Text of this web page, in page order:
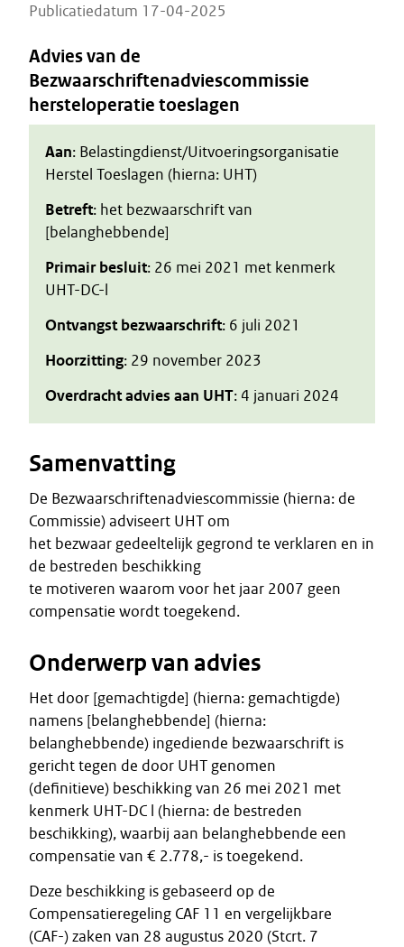
Publicatiedatum 17-04-2025
Advies van de
Bezwaarschriftenadviescommissie
hersteloperatie toeslagen
Aan: Belastingdienst/Uitvoeringsorganisatie
Herstel Toeslagen (hierna: UHT)
Betreft: het bezwaarschrift van
[belanghebbende]
Primair besluit: 26 mei 2021 met kenmerk
UHT-DC-l
Ontvangst bezwaarschrift: 6 juli 2021
Hoorzitting: 29 november 2023
Overdracht advies aan UHT: 4 januari 2024
Samenvatting
De Bezwaarschriftenadviescommissie (hierna: de
Commissie) adviseert UHT om
het bezwaar gedeeltelijk gegrond te verklaren en in
de bestreden beschikking
te motiveren waarom voor het jaar 2007 geen
compensatie wordt toegekend.
Onderwerp van advies
Het door [gemachtigde] (hierna: gemachtigde)
namens [belanghebbende] (hierna:
belanghebbende) ingediende bezwaarschrift is
gericht tegen de door UHT genomen
(definitieve) beschikking van 26 mei 2021 met
kenmerk UHT-DC l (hierna: de bestreden
beschikking), waarbij aan belanghebbende een
compensatie van € 2.778,- is toegekend.
Deze beschikking is gebaseerd op de
Compensatieregeling CAF 11 en vergelijkbare
(CAF-) zaken van 28 augustus 2020 (Stcrt. 7